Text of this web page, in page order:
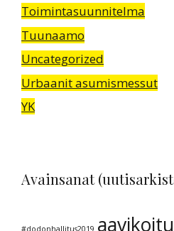
Toimintasuunnitelma
Tuunaamo
Uncategorized
Urbaanit asumismessut
YK
Avainsanat
#dodonhallitus2019